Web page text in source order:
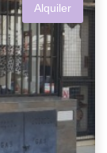
Alquiler